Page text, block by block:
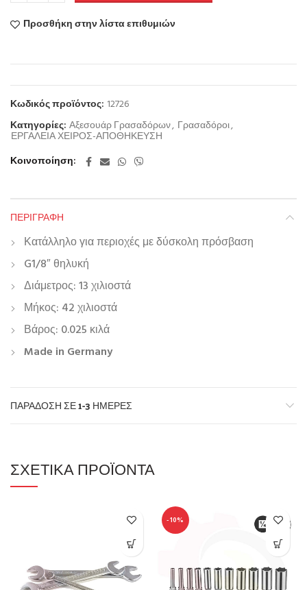
Προσθήκη στην λίστα επιθυμιών
Κωδικός προϊόντος: 12726
Κατηγορίες: Αξεσουάρ Γρασαδόρων, Γρασαδόροι,
ΕΡΓΑΛΕΙΑ ΧΕΙΡΟΣ-ΑΠΟΘΗΚΕΥΣΗ
Κοινοποίηση
ΠΕΡΙΓΡΑΦΉ
Κατάλληλο για περιοχές με δύσκολη πρόσβαση
G1/8″ θηλυκή
Διάμετρος: 13 χιλιοστά
Μήκος: 42 χιλιοστά
Βάρος: 0.025 κιλά
Made in Germany
ΠΑΡΆΔΟΣΗ ΣΕ 1-3 ΗΜΈΡΕΣ
ΣΧΕΤΙΚΆ ΠΡΟΪΌΝΤΑ
-10%